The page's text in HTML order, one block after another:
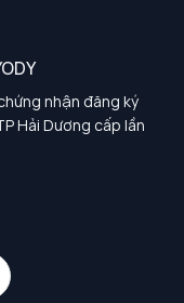
nghề nghiệp
nhận đăng ký
Hải Dương cấp lần